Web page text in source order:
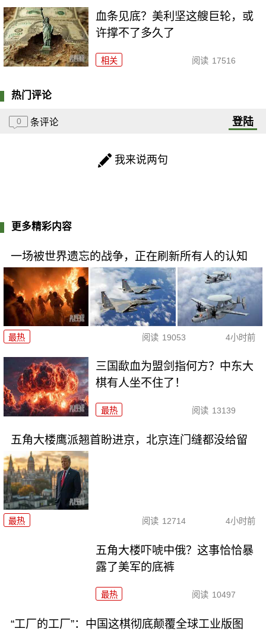
血条见底？美利坚这艘巨轮，或
许撑不了多久了
相关 阅读 17516
热门评论
0 条评论 登陆
我来说两句
更多精彩内容
一场被世界遗忘的战争，正在刷新所有人的认知
最热 阅读 19053 4小时前
三国歃血为盟剑指何方？中东大
棋有人坐不住了！
最热 阅读 13139
五角大楼鹰派翘首盼进京，北京连门缝都没给留
最热 阅读 12714 4小时前
五角大楼吓唬中俄？这事恰恰暴
露了美军的底裤
最热 阅读 10497
“工厂的工厂”：中国这棋彻底颠覆全球工业版图